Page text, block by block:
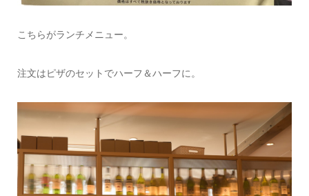
こちらがランチメニュー。
注文はピザのセットでハーフ＆ハーフに。